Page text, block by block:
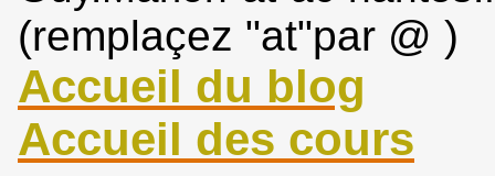
(remplaçez "at"par @ )
Accueil du blog
Accueil des cours